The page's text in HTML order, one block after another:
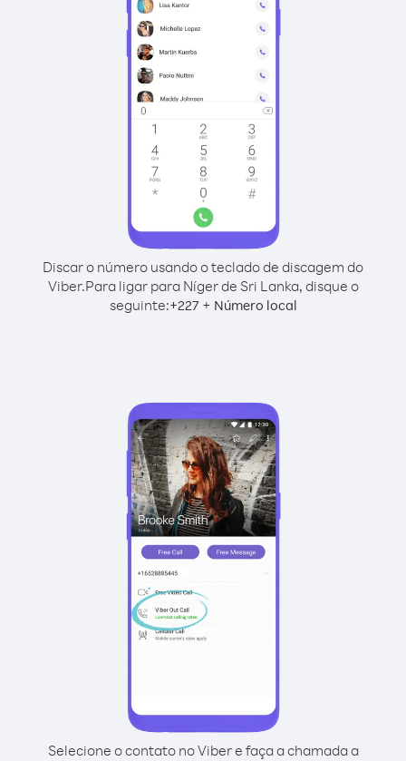
Discar o número usando o teclado de discagem do
Viber.Para ligar para Níger de Sri Lanka, disque o
seguinte:+227+ Número local
Selecione o contato no Viber e faça a chamada a